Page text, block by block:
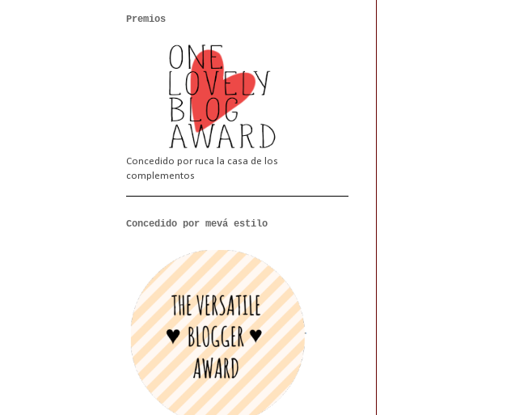
Premios
Concedido por ruca la casa de los
complementos
Concedido por mevá estilo